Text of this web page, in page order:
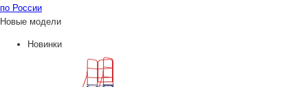
по России
Новые модели
Новинки